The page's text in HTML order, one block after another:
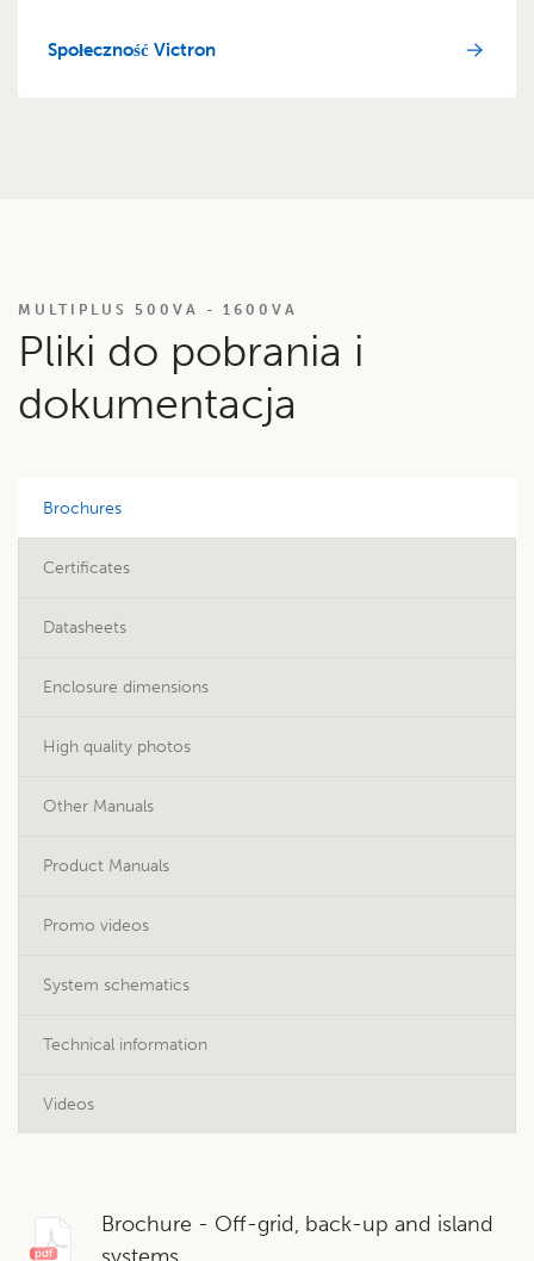
Społeczność Victron
MULTIPLUS 500VA - 1600VA
Pliki do pobrania i
dokumentacja
Brochures
Certificates
Datasheets
Enclosure dimensions
High quality photos
Other Manuals
Product Manuals
Promo videos
System schematics
Technical information
Videos
Brochure - Off-grid, back-up and island
systems